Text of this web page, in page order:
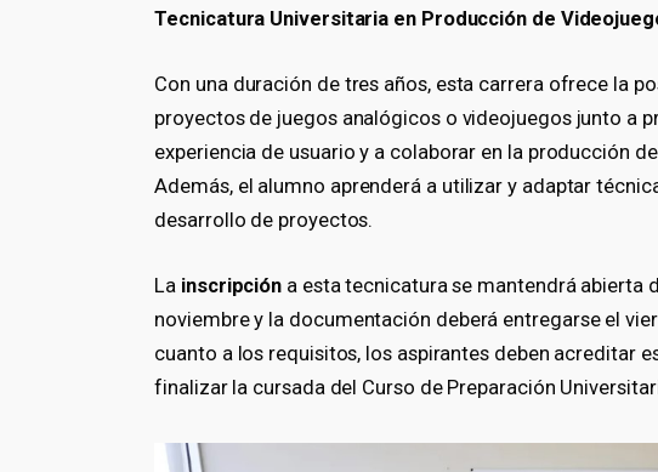
Tecnicatura Universitaria en Producción de
Con una duración de tres años, esta carrera ofrece la
proyectos de juegos analógicos o videojuegos junto a
experiencia de usuario y a colaborar en la producción
Además, el alumno aprenderá a utilizar y adaptar
desarrollo de proyectos.
La inscripción a esta tecnicatura se mantendrá abierta
noviembre y la documentación deberá entregarse el
cuanto a los requisitos, los aspirantes deben acreditar
finalizar la cursada del Curso de Preparación